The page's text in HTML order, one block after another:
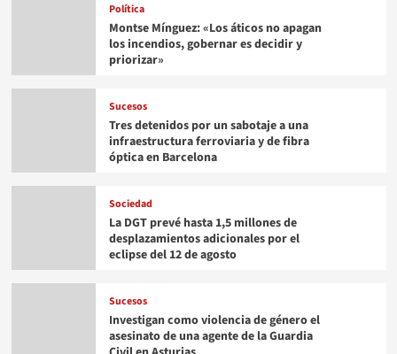
Política
Montse Mínguez: «Los áticos no apagan
los incendios, gobernar es decidir y
priorizar»
Sucesos
Tres detenidos por un sabotaje a una
infraestructura ferroviaria y de fibra
óptica en Barcelona
Sociedad
La DGT prevé hasta 1,5 millones de
desplazamientos adicionales por el
eclipse del 12 de agosto
Sucesos
Investigan como violencia de género el
asesinato de una agente de la Guardia